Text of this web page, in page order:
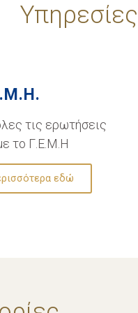
Υπηρεσίες
τις ερωτήσεις
το Γ.Ε.Μ.Η
εδώ